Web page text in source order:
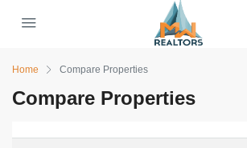
Home Compare Properties
Compare Properties